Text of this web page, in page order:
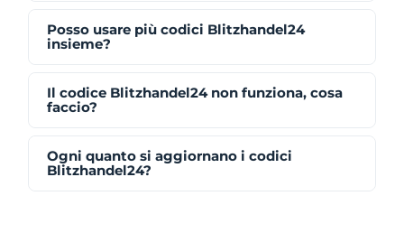
Posso usare più codici Blitzhandel24
insieme?
Il codice Blitzhandel24 non funziona, cosa
faccio?
Ogni quanto si aggiornano i codici
Blitzhandel24?